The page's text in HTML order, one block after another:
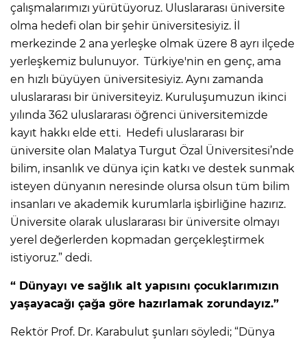
çalışmalarımızı yürütüyoruz. Uluslararası üniversite
olma hedefi olan bir şehir üniversitesiyiz. İl
merkezinde 2 ana yerleşke olmak üzere 8 ayrı ilçede
yerleşkemiz bulunuyor. Türkiye'nin en genç, ama
en hızlı büyüyen üniversitesiyiz. Aynı zamanda
uluslararası bir üniversiteyiz. Kuruluşumuzun ikinci
yılında 362 uluslararası öğrenci üniversitemizde
kayıt hakkı elde etti. Hedefi uluslararası bir
üniversite olan Malatya Turgut Özal Üniversitesi’nde
bilim, insanlık ve dünya için katkı ve destek sunmak
isteyen dünyanın neresinde olursa olsun tüm bilim
insanları ve akademik kurumlarla işbirliğine hazırız.
Üniversite olarak uluslararası bir üniversite olmayı
yerel değerlerden kopmadan gerçekleştirmek
istiyoruz.” dedi.
“ Dünyayı ve sağlık alt yapısını çocuklarımızın
yaşayacağı çağa göre hazırlamak zorundayız.”
Rektör Prof. Dr. Karabulut şunları söyledi; “Dünya